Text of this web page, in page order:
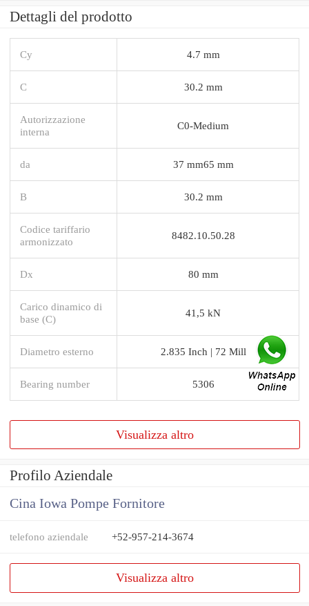
Dettagli del prodotto
Cy 4.7 mm
C 30.2 mm
Autorizzazione
interna
C0-Medium
da 37 mm65 mm
B 30.2 mm
Codice tariffario
armonizzato
8482.10.50.28
Dx 80 mm
Carico dinamico di
base (C)
41,5 kN
Diametro esterno 2.835 Inch | 72 Mill
Bearing number 5306
Visualizza altro
Profilo Aziendale
Cina Iowa Pompe Fornitore
telefono aziendale +52-957-214-3674
Visualizza altro